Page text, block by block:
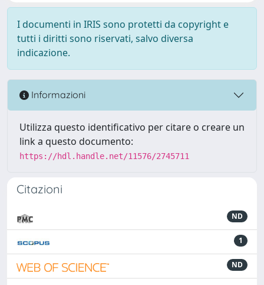
I documenti in IRIS sono protetti da copyright e
tutti i diritti sono riservati, salvo diversa
indicazione.
Informazioni
Utilizza questo identificativo per citare o creare un
link a questo documento:
https://hdl.handle.net/11576/2745711
Citazioni
ND
1
ND